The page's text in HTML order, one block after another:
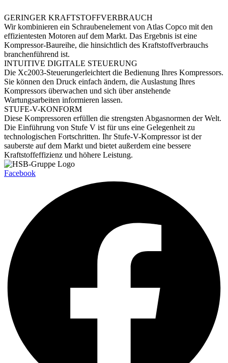
GERINGER KRAFTSTOFFVERBRAUCH
Wir kombinieren ein Schraubenelement von Atlas Copco mit den
effizientesten Motoren auf dem Markt. Das Ergebnis ist eine
Kompressor-Baureihe, die hinsichtlich des Kraftstoffverbrauchs
branchenführend ist.
INTUITIVE DIGITALE STEUERUNG
Die Xc2003-Steuerungerleichtert die Bedienung Ihres Kompressors.
Sie können den Druck einfach ändern, die Auslastung Ihres
Kompressors überwachen und sich über anstehende
Wartungsarbeiten informieren lassen.
STUFE-V-KONFORM
Diese Kompressoren erfüllen die strengsten Abgasnormen der Welt.
Die Einführung von Stufe V ist für uns eine Gelegenheit zu
technologischen Fortschritten. Ihr Stufe-V-Kompressor ist der
sauberste auf dem Markt und bietet außerdem eine bessere
Kraftstoffeffizienz und höhere Leistung.
Facebook